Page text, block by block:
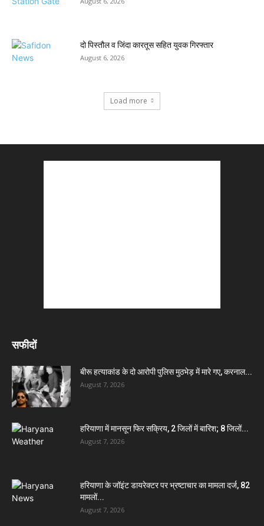
दो पिस्तौल व जिंदा कारतूस सहित युवक गिरफ्तार
August 6, 2026
Load more
सफीदों
बीरू हत्याकांड के दो आरोपी पुलिस मुठभेड़ में मारे गए, करनाल...
August 7, 2026
हरियाणा में मानसून फिर सक्रिय, 2 जिलों में बारिश; 8 जिलों...
August 7, 2026
हरियाणा के जॉइंट डायरेक्टर पर भ्रष्टाचार का मामला दर्ज, 82
मामलों...
August 7, 2026